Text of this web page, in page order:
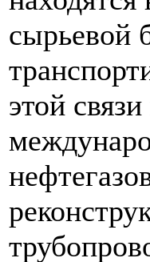
сырьевой
этой